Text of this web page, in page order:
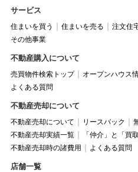
サービス
住まいを買う 住まいを売る 注文住
その他事業
不動産購入について
売買物件検索トップ オープンハウス
よくある質問
不動産売却について
不動産売却について リースバック
不動産売却実績一覧
「仲介」と「買
不動産売却時の諸費用
よくある質問
店舗一覧